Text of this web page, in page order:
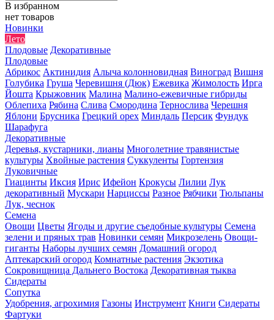
В избранном
нет товаров
Новинки
Лето
Плодовые Декоративные
Плодовые
Абрикос Актинидия Алыча колонновидная Виноград Вишня
Голубика Груша Черевишня (Дюк) Ежевика Жимолость Ирга
Йошта Крыжовник Малина Малино-ежевичные гибриды
Облепиха Рябина Слива Смородина Тернослива Черешня
Яблони Брусника Грецкий орех Миндаль Персик Фундук
Шарафуга
Декоративные
Деревья, кустарники, лианы Многолетние травянистые
культуры Хвойные растения Суккуленты Гортензия
Луковичные
Гиацинты Иксия Ирис Ифейон Крокусы Лилии Лук
декоративный Мускари Нарциссы Разное Рябчики Тюльпаны
Лук, чеснок
Семена
Овощи Цветы Ягоды и другие съедобные культуры Семена
зелени и пряных трав Новинки семян Микрозелень Овощи-
гиганты Наборы лучших семян Домашний огород
Аптекарский огород Комнатные растения Экзотика
Сокровищница Дальнего Востока Декоративная тыква
Сидераты
Сопутка
Удобрения, агрохимия Газоны Инструмент Книги Сидераты
Фартуки